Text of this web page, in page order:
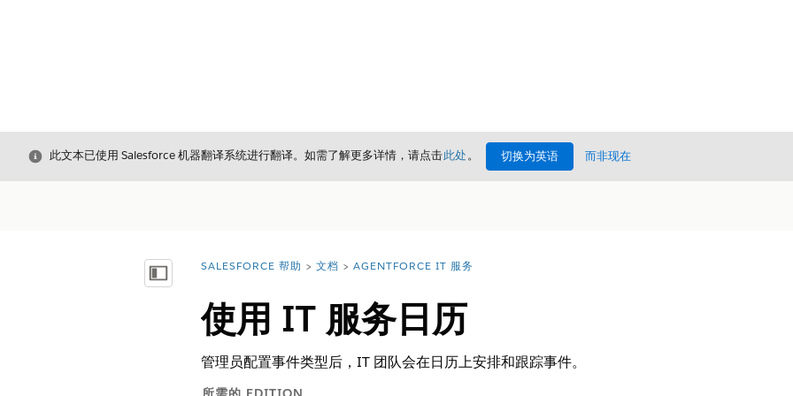
关闭
此文本已使用 Salesforce 机器翻译系统进行翻译。如需了解更多详情，请点击此处。 切换为英语 而非现在
显示目录 您在此处：
SALESFORCE 帮助 文档 AGENTFORCE IT 服务
使用 IT 服务日历
管理员配置事件类型后，IT 团队会在日历上安排和跟踪事件。